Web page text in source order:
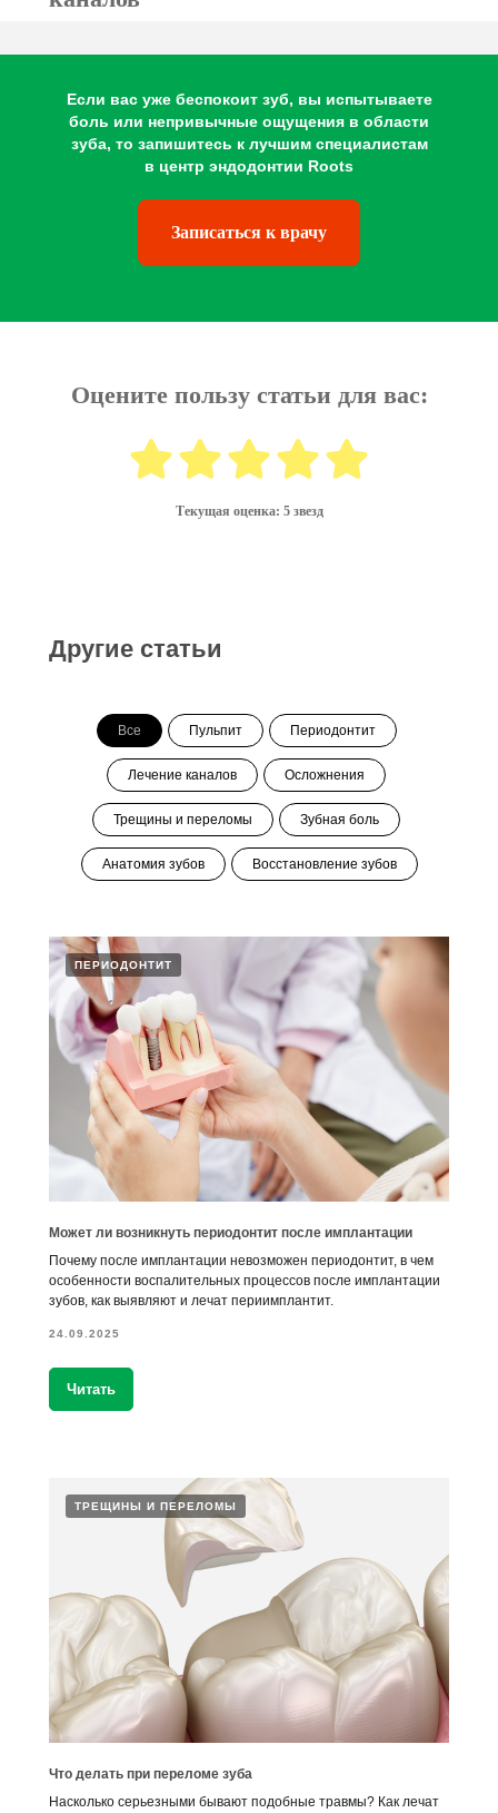
Если вас уже беспокоит зуб, вы испытываете
боль или непривычные ощущения в области
зуба, то запишитесь к лучшим специалистам
в центр эндодонтии Roots
Записаться к врачу
Оцените пользу статьи для вас:
Текущая оценка: 5 звезд
Другие статьи
Все Пульпит Периодонтит
Лечение каналов Осложнения
Трещины и переломы Зубная боль
Анатомия зубов Восстановление зубов
ПЕРИОДОНТИТ
Может ли возникнуть периодонтит после имплантации
Почему после имплантации невозможен периодонтит, в чем
особенности воспалительных процессов после имплантации
зубов, как выявляют и лечат периимплантит.
24.09.2025
Читать
ТРЕЩИНЫ И ПЕРЕЛОМЫ
Что делать при переломе зуба
Насколько серьезными бывают подобные травмы? Как лечат